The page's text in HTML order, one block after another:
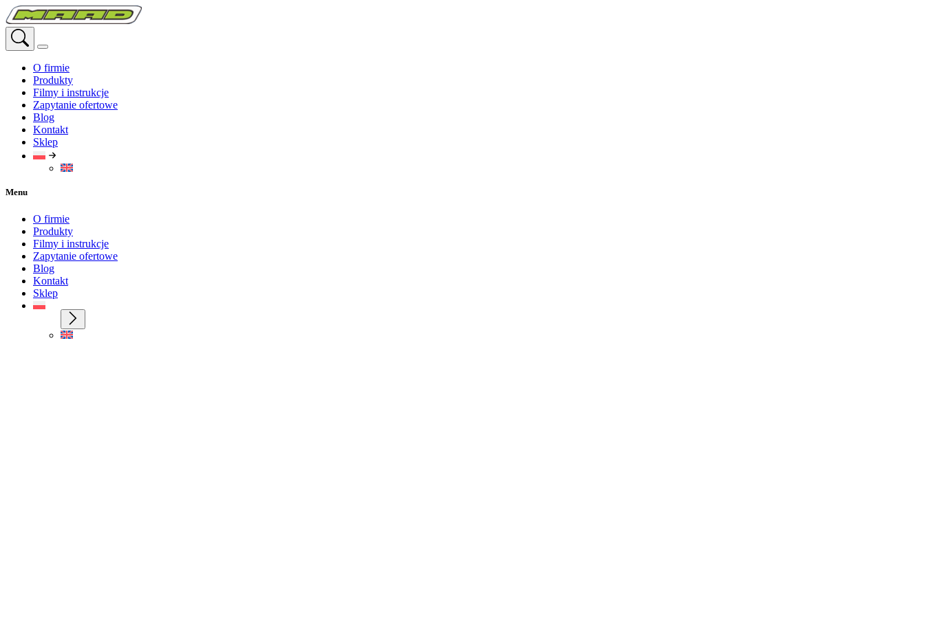
Przejdź
do
treści
O firmie
Produkty
Filmy i instrukcje
Zapytanie ofertowe
Blog
Kontakt
Sklep
Menu
O firmie
Produkty
Filmy i instrukcje
Zapytanie ofertowe
Blog
Kontakt
Sklep